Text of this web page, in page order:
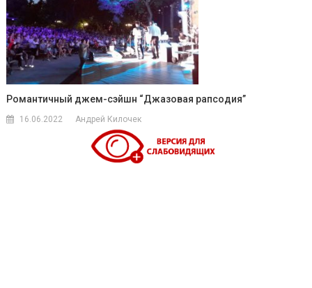
Романтичный джем-сэйшн “Джазовая рапсодия”
16.06.2022 Андрей Килочек